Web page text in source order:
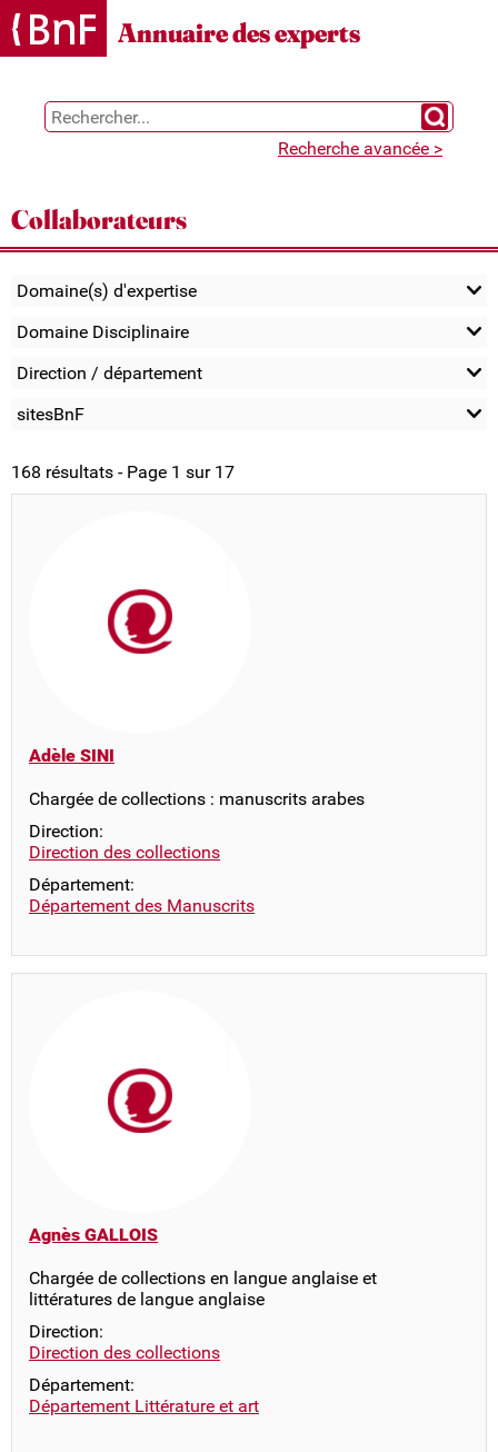
Gestion des cookies
Annuaire des experts
Chercher
Recherche avancée >
Collaborateurs
Domaine(s) d'expertise
Domaine Disciplinaire
Direction / département
sitesBnF
168 résultats - Page 1 sur 17
Adèle SINI
Chargée de collections : manuscrits arabes
Direction:
Direction des collections
Département:
Département des Manuscrits
Agnès GALLOIS
Chargée de collections en langue anglaise et
littératures de langue anglaise
Direction:
Direction des collections
Département:
Département Littérature et art